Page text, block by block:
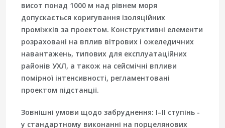
висот понад 1000 м над рівнем моря
допускається коригування ізоляційних
проміжків за проектом. Конструктивні елементи
розраховані на вплив вітрових і ожеледичних
навантажень, типових для експлуатаційних
районів УХЛ, а також на сейсмічні впливи
помірної інтенсивності, регламентовані
проектом підстанції.
Зовнішні умови щодо забруднення: I–II ступінь -
у стандартному виконанні на порцелянових